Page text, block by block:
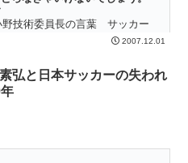
野技術委員長の言葉 サッカー
たというニュースが小さ
本代表監督に移ってい
いものの、ほぼ決定事項
、僕はそういう現状をち
2007.12.01
弘と日本サッカーの失われ